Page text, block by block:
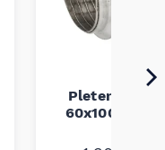
Pletenica
60x100